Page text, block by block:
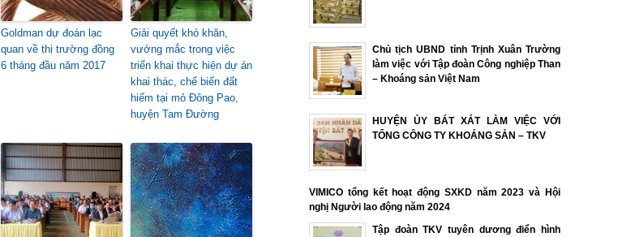
Goldman dự đoán lạc
quan về thị trường đồng
6 tháng đầu năm 2017
Giải quyết khó khăn,
vướng mắc trong việc
triển khai thực hiện dự án
khai thác, chế biến đất
hiếm tại mỏ Đông Pao,
huyện Tam Đường
Chủ tịch UBND tỉnh Trịnh Xuân Trường
làm việc với Tập đoàn Công nghiệp Than
– Khoáng sản Việt Nam
HUYỆN ỦY BÁT XÁT LÀM VIỆC VỚI
TỔNG CÔNG TY KHOÁNG SẢN – TKV
VIMICO tổng kết hoạt động SXKD năm 2023 và Hội
nghị Người lao động năm 2024
Tập đoàn TKV tuyên dương điển hình